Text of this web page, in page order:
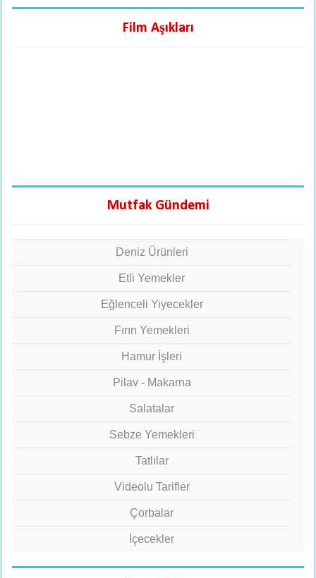
Film Aşıkları
Mutfak Gündemi
Deniz Ürünleri
Etli Yemekler
Eğlenceli Yiyecekler
Fırın Yemekleri
Hamur İşleri
Pilav - Makarna
Salatalar
Sebze Yemekleri
Tatlılar
Videolu Tarifler
Çorbalar
İçecekler